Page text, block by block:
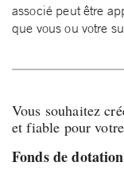
associé peut être
que vous ou votre
Vous souhaitez
et fiable pour
Fonds de dotation